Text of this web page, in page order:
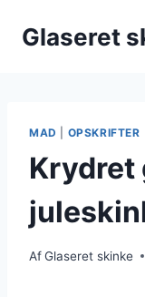
Glaseret
MAD OPSKRIFTER
Krydret
AfGlaseret skinke